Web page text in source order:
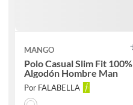
MANGO
Polo Casual Slim Fit 100%
Algodón Hombre Man
Por FALABELLA